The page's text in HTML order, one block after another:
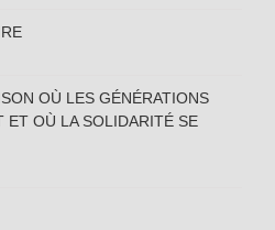
OÙ LES GÉNÉRATIONS
ET OÙ LA SOLIDARITÉ SE